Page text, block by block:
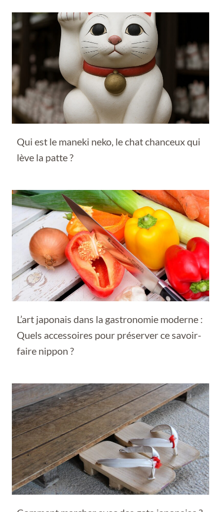
Qui est le maneki neko, le chat chanceux qui
lève la patte ?
L’art japonais dans la gastronomie moderne :
Quels accessoires pour préserver ce savoir-
faire nippon ?